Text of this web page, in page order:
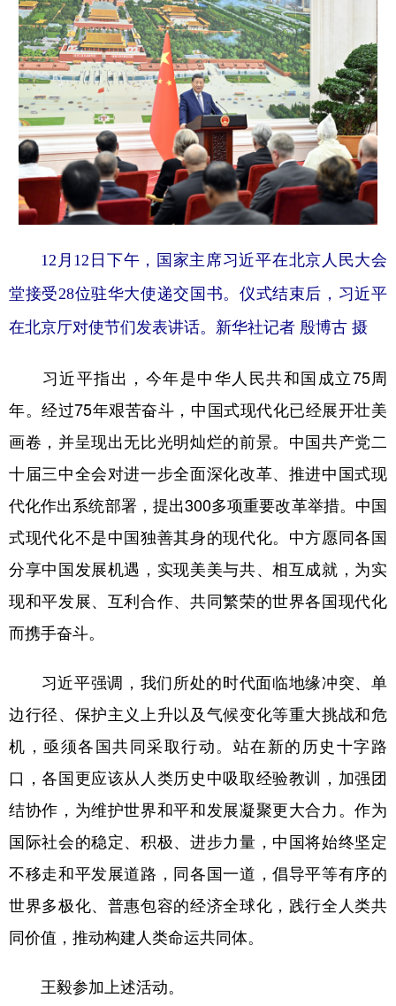
12月12日下午，国家主席习近平在北京人民大会
堂接受28位驻华大使递交国书。仪式结束后，习近平
在北京厅对使节们发表讲话。新华社记者 殷博古 摄
习近平指出，今年是中华人民共和国成立75周
年。经过75年艰苦奋斗，中国式现代化已经展开壮美
画卷，并呈现出无比光明灿烂的前景。中国共产党二
十届三中全会对进一步全面深化改革、推进中国式现
代化作出系统部署，提出300多项重要改革举措。中国
式现代化不是中国独善其身的现代化。中方愿同各国
分享中国发展机遇，实现美美与共、相互成就，为实
现和平发展、互利合作、共同繁荣的世界各国现代化
而携手奋斗。
习近平强调，我们所处的时代面临地缘冲突、单
边行径、保护主义上升以及气候变化等重大挑战和危
机，亟须各国共同采取行动。站在新的历史十字路
口，各国更应该从人类历史中吸取经验教训，加强团
结协作，为维护世界和平和发展凝聚更大合力。作为
国际社会的稳定、积极、进步力量，中国将始终坚定
不移走和平发展道路，同各国一道，倡导平等有序的
世界多极化、普惠包容的经济全球化，践行全人类共
同价值，推动构建人类命运共同体。
王毅参加上述活动。